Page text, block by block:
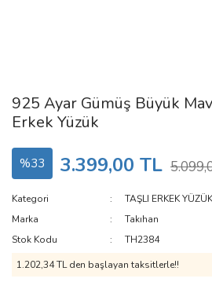
925 Ayar Gümüş Büyük
Erkek Yüzük
%33 3.399,00 TL
Kategori
TAŞLI ERKEK
Marka
Takıhan
Stok Kodu
TH2384
1.202,34 TL den başlayan taksitlerle!!